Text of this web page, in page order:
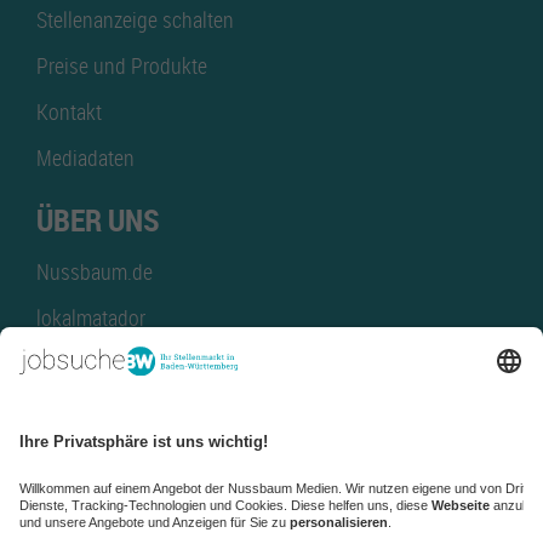
Stellenanzeige schalten
Preise und Produkte
Kontakt
Mediadaten
ÜBER UNS
Nussbaum.de
lokalmatador
kaufinBW
NussbaumID
Nussbaum Medien